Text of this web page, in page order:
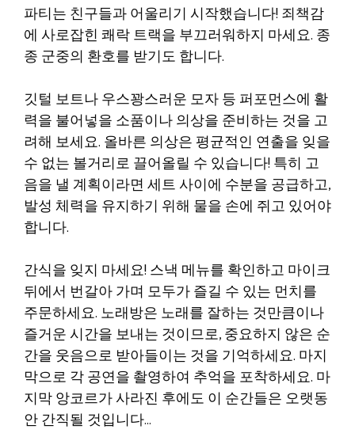
파티는 친구들과 어울리기 시작했습니다! 죄책감
에 사로잡힌 쾌락 트랙을 부끄러워하지 마세요. 종
종 군중의 환호를 받기도 합니다.
깃털 보트나 우스꽝스러운 모자 등 퍼포먼스에 활
력을 불어넣을 소품이나 의상을 준비하는 것을 고
려해 보세요. 올바른 의상은 평균적인 연출을 잊을
수 없는 볼거리로 끌어올릴 수 있습니다! 특히 고
음을 낼 계획이라면 세트 사이에 수분을 공급하고,
발성 체력을 유지하기 위해 물을 손에 쥐고 있어야
합니다.
간식을 잊지 마세요! 스낵 메뉴를 확인하고 마이크
뒤에서 번갈아 가며 모두가 즐길 수 있는 먼치를
주문하세요. 노래방은 노래를 잘하는 것만큼이나
즐거운 시간을 보내는 것이므로, 중요하지 않은 순
간을 웃음으로 받아들이는 것을 기억하세요. 마지
막으로 각 공연을 촬영하여 추억을 포착하세요. 마
지막 앙코르가 사라진 후에도 이 순간들은 오랫동
안 간직될 것입니다…